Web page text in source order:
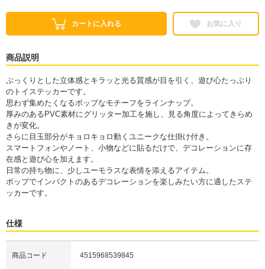
カートに入れる お気に入り
商品説明
ぷっくりとした立体感とキラッと光る質感が目を引く、遊び心たっぷり
のトイステッカーです。
思わず集めたくなるポップなモチーフをラインナップ。
厚みのあるPVC素材にグリッター加工を施し、見る角度によってきらめ
きが変化。
さらに目玉部分がキョロキョロ動くユニークな仕掛け付き。
スマートフォンやノート、小物などに貼るだけで、デコレーションに存
在感と遊び心を加えます。
日常の持ち物に、少しユーモラスな表情を添えるアイテム。
ポップでインパクトのあるデコレーションを楽しみたい方に適したステ
ッカーです。
仕様
商品コード 4515968539845